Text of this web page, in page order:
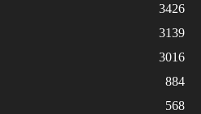
3426
3139
3016
884
568